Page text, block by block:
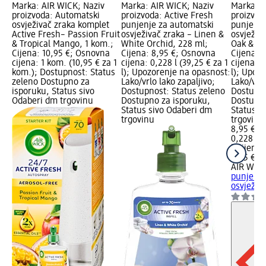
Marka: AIR WICK; Naziv
proizvoda: Automatski
osvježivač zraka komplet
Active Fresh– Passion Fruit
& Tropical Mango, 1 kom.;
Cijena: 10,95 €; Osnovna
cijena: 1 kom. (10,95 € za 1
kom.); Dostupnost: Status
zeleno Dostupno za
isporuku, Status sivo
Odaberi dm trgovinu
Marka: AIR WICK; Naziv
proizvoda: Active Fresh
punjenje za automatski
osvježivač zraka – Linen &
White Orchid, 228 ml;
Cijena: 8,95 €; Osnovna
cijena: 0,228 l (39,25 € za 1
l); Upozorenje na opasnost:
Lako/vrlo lako zapaljivo;
Dostupnost: Status zeleno
Dostupno za isporuku,
Status sivo Odaberi dm
trgovinu
Marka:
Oak &
Cijena:
cijena:
l);
Lako/
Status
trgovinu
8,95 €
0,228 l
l)Cijena
8,95 €
AIR